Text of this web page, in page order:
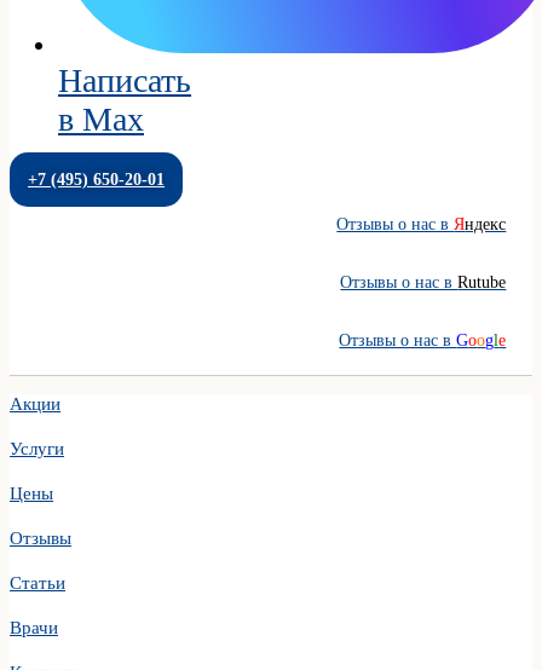
Написать
в Max
+7 (495) 650-20-01
Отзывы о нас вЯндекс
Отзывы о нас вRutube
Отзывы о нас вGoogle
Акции
Услуги
Цены
Отзывы
Статьи
Врачи